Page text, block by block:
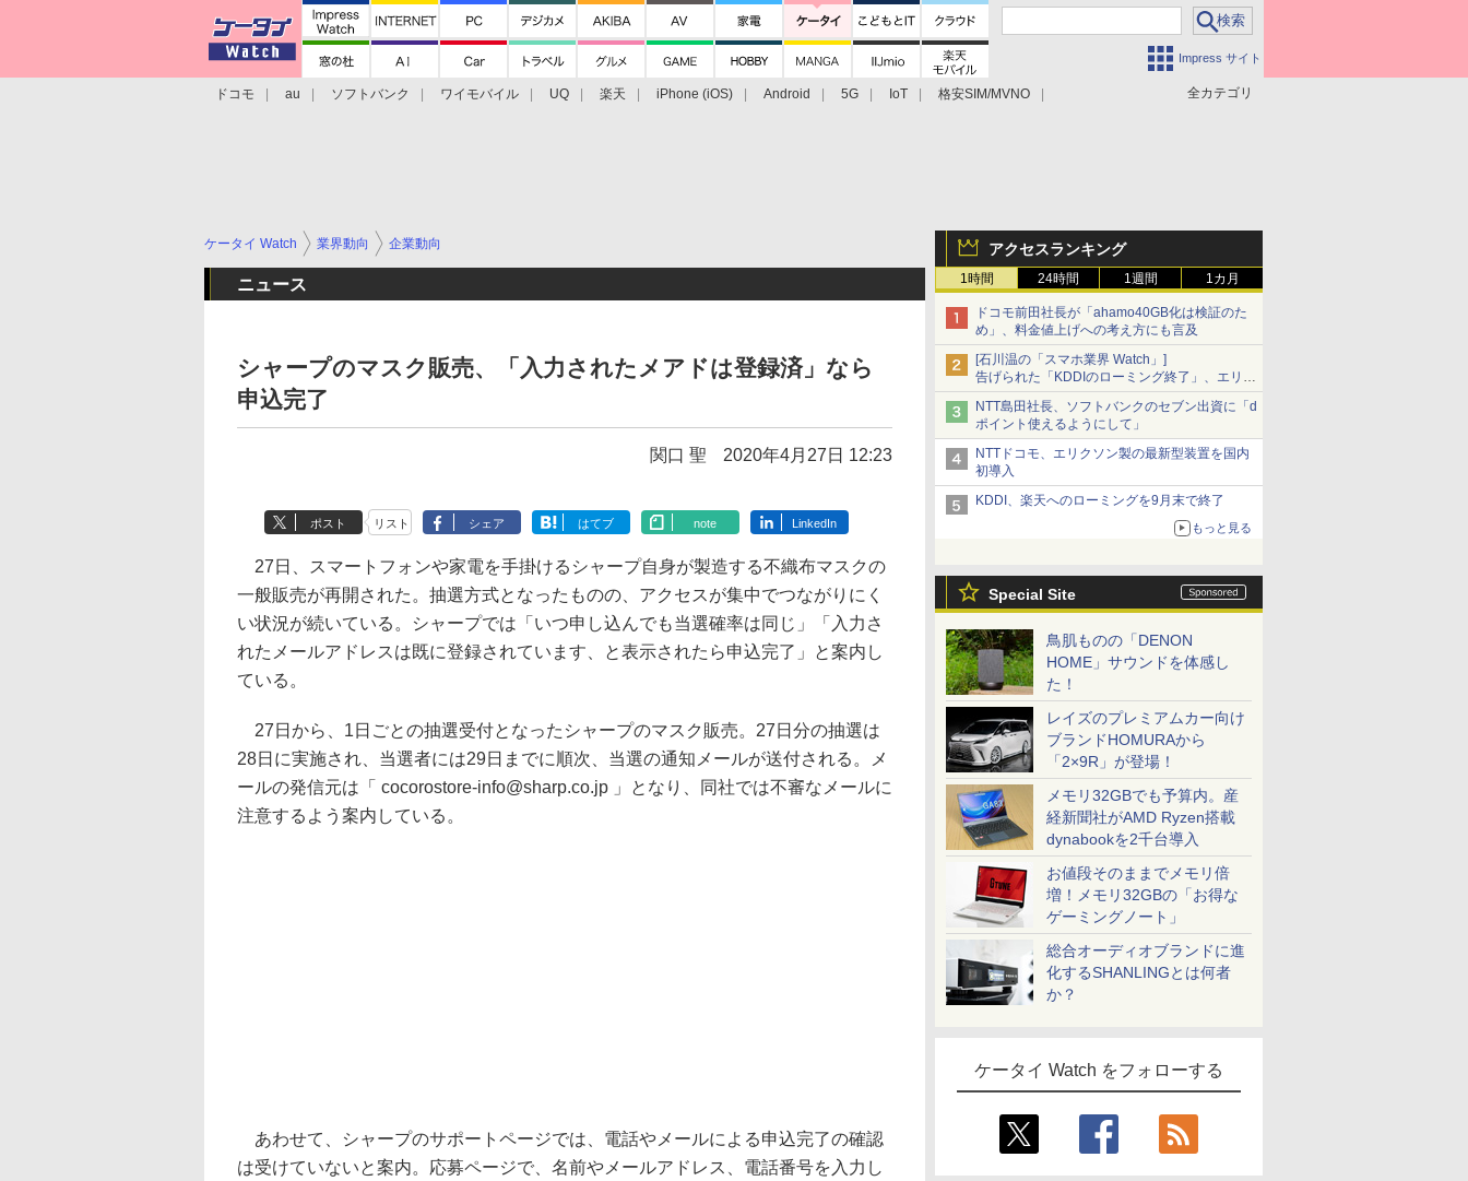
Impress サイト
全カテゴリ
ドコモ au ソフトバンク ワイモバイル UQ 楽天 iPhone (iOS) Android 5G IoT
格安SIM/MVNO
アクセスランキング
1時間 24時間 1週間 1カ月
ドコモ前田社長が「ahamo40GB化は検証のた
め」、料金値上げへの考え方にも言及
[石川温の「スマホ業界 Watch」]
告げられた「KDDIのローミング終了」、エリア
マップの落とし穴と楽天モバイルの課題
NTT島田社長、ソフトバンクのセブン出資に「d
ポイント使えるようにして」
NTTドコモ、エリクソン製の最新型装置を国内
初導入
KDDI、楽天へのローミングを9月末で終了
もっと見る
Special Site
鳥肌ものの「DENON
HOME」サウンドを体感し
た！
レイズのプレミアムカー向け
ブランドHOMURAから
「2×9R」が登場！
メモリ32GBでも予算内。産
経新聞社がAMD Ryzen搭載
dynabookを2千台導入
お値段そのままでメモリ倍
増！メモリ32GBの「お得な
ゲーミングノート」
総合オーディオブランドに進
化するSHANLINGとは何者
か？
ケータイ Watch をフォローする
ケータイ Watch 業界動向 企業動向
ニュース
シャープのマスク販売、「入力されたメアドは登録済」なら
申込完了
関口 聖 2020年4月27日 12:23
ポスト リスト シェア はてブ note LinkedIn
27日、スマートフォンや家電を手掛けるシャープ自身が製造する不織布マスクの
一般販売が再開された。抽選方式となったものの、アクセスが集中でつながりにく
い状況が続いている。シャープでは「いつ申し込んでも当選確率は同じ」「入力さ
れたメールアドレスは既に登録されています、と表示されたら申込完了」と案内し
ている。
27日から、1日ごとの抽選受付となったシャープのマスク販売。27日分の抽選は
28日に実施され、当選者には29日までに順次、当選の通知メールが送付される。メ
ールの発信元は「 cocorostore-info@sharp.co.jp 」となり、同社では不審なメールに
注意するよう案内している。
あわせて、シャープのサポートページでは、電話やメールによる申込完了の確認
は受けていないと案内。応募ページで、名前やメールアドレス、電話番号を入力し